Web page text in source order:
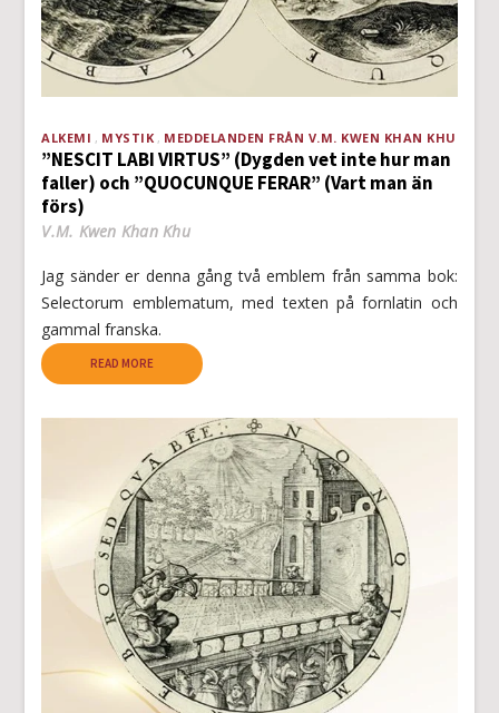
ALKEMI MYSTIK MEDDELANDEN FRÅN V.M. KWEN KHAN KHU
”NESCIT LABI VIRTUS” (Dygden vet inte hur man
faller) och ”QUOCUNQUE FERAR” (Vart man än
förs)
V.M. Kwen Khan Khu
Jag sänder er denna gång två emblem från samma bok:
Selectorum emblematum, med texten på fornlatin och
gammal franska.
READ MORE